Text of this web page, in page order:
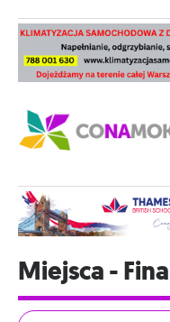
Miejsca -